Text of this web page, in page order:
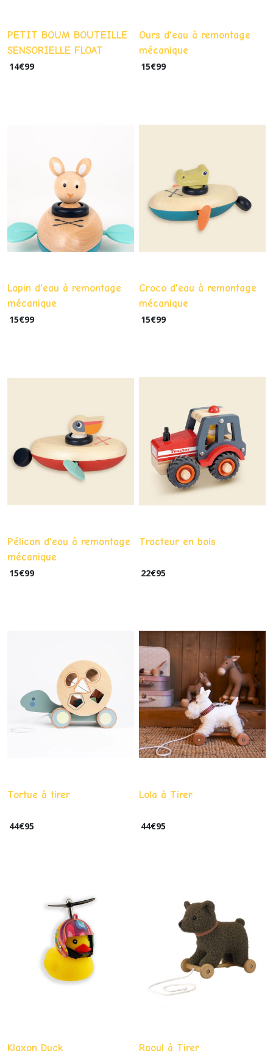
PETIT BOUM BOUTEILLE
SENSORIELLE FLOAT
14€99
Ours d'eau à remontage
mécanique
15€99
Lapin d'eau à remontage
mécanique
15€99
Croco d'eau à remontage
mécanique
15€99
Pélican d'eau à remontage
mécanique
15€99
Tracteur en bois
22€95
Tortue à tirer
44€95
Lola à Tirer
44€95
Klaxon Duck Raoul à Tirer